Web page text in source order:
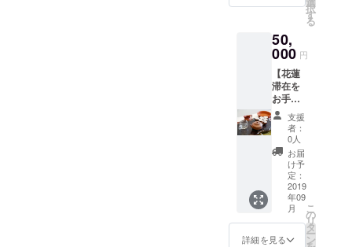
and the
ocean
感想を
記した
花蓮の
絵はが
きを２
通＆タ
ロコ渓
谷と海
に洗わ
れた小
石 （楽
山院の
グッズ
は語学
留学が
終わる
２月頃
tw/prod
こちら
の「文
創商
品」の
４ペー
ジから
お好き
な物を
ひとつ
お選び
くださ
い 服
などは
サイズ
はXSか
らXLま
でござ
択
す
る
50,
000 円
【花蓮
滞在を
お手伝
い】
2019年
~2020
年2月の
間の、
私の花
蓮滞在
の期間
内で、
お互い
支援
者：
0人
お届
け予
定：
2019
年09
月
詳細を見る
こ
の
リ
タ
ー
ン